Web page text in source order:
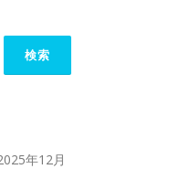
年12月